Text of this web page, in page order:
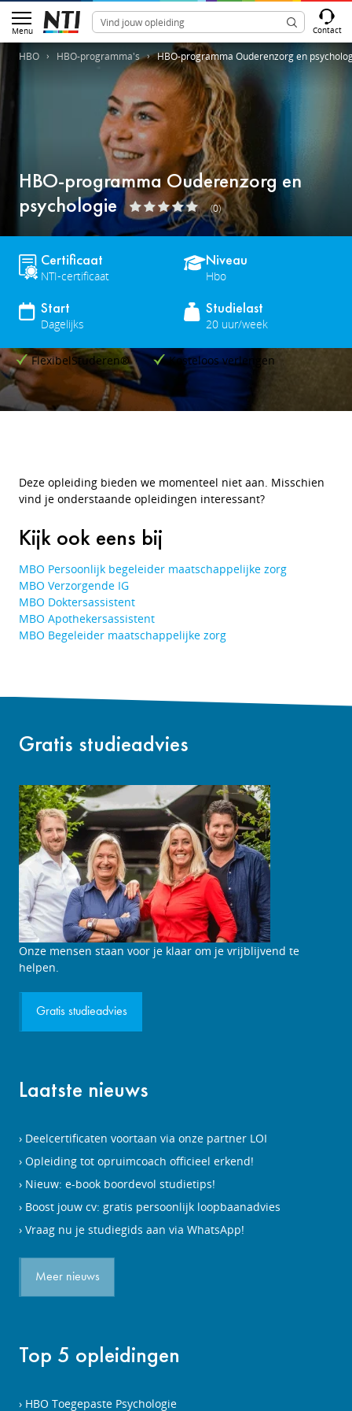
Menu Contact
HBO HBO-programma's HBO-programma Ouderenzorg en
HBO-programma Ouderenzorg en
psychologie
(0)
Certificaat
NTI-certificaat
Niveau
Hbo
Start
Dagelijks
Studielast
20 uur/week
FlexibelStuderen® Kosteloos verlengen
Deze opleiding bieden we momenteel niet aan. Misschien
vind je onderstaande opleidingen interessant?
Kijk ook eens bij
MBO Persoonlijk begeleider maatschappelijke zorg
MBO Verzorgende IG
MBO Doktersassistent
MBO Apothekersassistent
MBO Begeleider maatschappelijke zorg
Gratis studieadvies
Studieadviesgesprek
aanvragen
Onze mensen staan voor je klaar om je vrijblijvend te
helpen.
Gratis studieadvies
Laatste nieuws
Deelcertificaten voortaan via onze partner LOI
Opleiding tot opruimcoach officieel erkend!
Nieuw: e-book boordevol studietips!
Boost jouw cv: gratis persoonlijk loopbaanadvies
Vraag nu je studiegids aan via WhatsApp!
Meer nieuws
Top 5 opleidingen
HBO Toegepaste Psychologie